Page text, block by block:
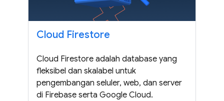
Cloud Firestore
Cloud Firestore adalah database yang
fleksibel dan skalabel untuk
pengembangan seluler, web, dan server
di Firebase serta Google Cloud.